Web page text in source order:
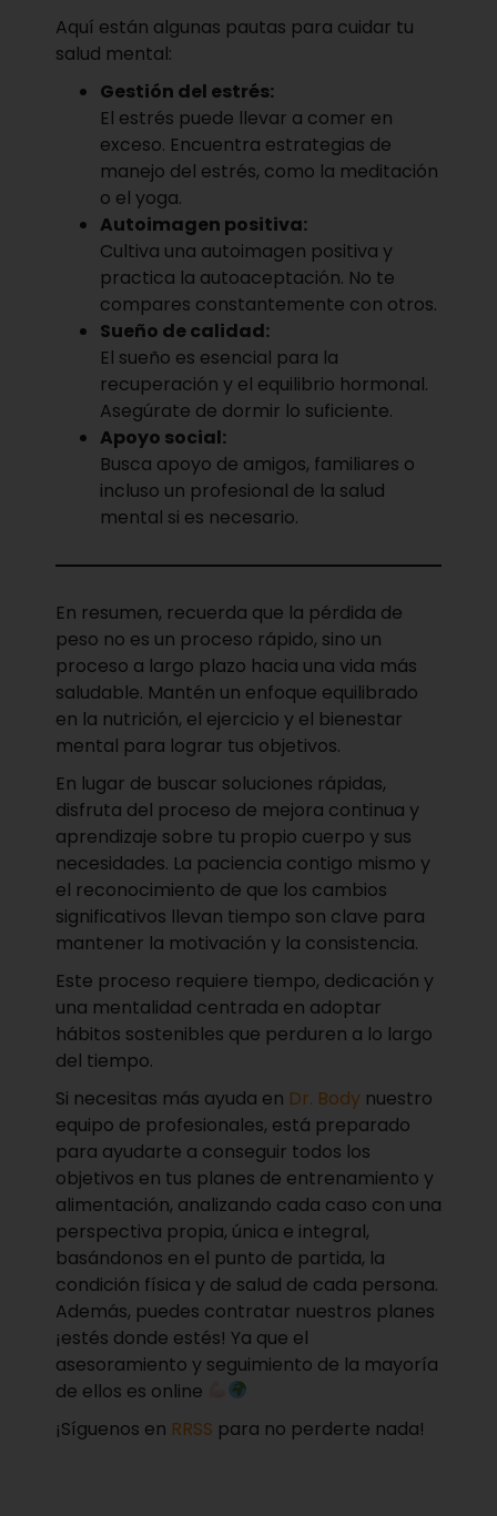
Aquí están algunas pautas para cuidar tu
salud mental:
Gestión del estrés:
El estrés puede llevar a comer en
exceso. Encuentra estrategias de
manejo del estrés, como la meditación
o el yoga.
Autoimagen positiva:
Cultiva una autoimagen positiva y
practica la autoaceptación. No te
compares constantemente con otros.
Sueño de calidad:
El sueño es esencial para la
recuperación y el equilibrio hormonal.
Asegúrate de dormir lo suficiente.
Apoyo social:
Busca apoyo de amigos, familiares o
incluso un profesional de la salud
mental si es necesario.
En resumen, recuerda que la pérdida de
peso no es un proceso rápido, sino un
proceso a largo plazo hacia una vida más
saludable. Mantén un enfoque equilibrado
en la nutrición, el ejercicio y el bienestar
mental para lograr tus objetivos.
En lugar de buscar soluciones rápidas,
disfruta del proceso de mejora continua y
aprendizaje sobre tu propio cuerpo y sus
necesidades. La paciencia contigo mismo y
el reconocimiento de que los cambios
significativos llevan tiempo son clave para
mantener la motivación y la consistencia.
Este proceso requiere tiempo, dedicación y
una mentalidad centrada en adoptar
hábitos sostenibles que perduren a lo largo
del tiempo.
Si necesitas más ayuda en Dr. Body nuestro
equipo de profesionales, está preparado
para ayudarte a conseguir todos los
objetivos en tus planes de entrenamiento y
alimentación, analizando cada caso con una
perspectiva propia, única e integral,
basándonos en el punto de partida, la
condición física y de salud de cada persona.
Además, puedes contratar nuestros planes
¡estés donde estés! Ya que el
asesoramiento y seguimiento de la mayoría
de ellos es online
¡Síguenos en RRSS para no perderte nada!